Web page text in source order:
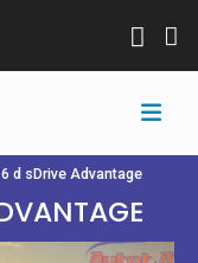
d sDrive Advantage